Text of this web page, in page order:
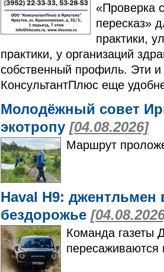
«Проверка
пересказ»
практики,
практики, у организаций
собственный профиль. Эти
КонсультантПлюс еще
Молодёжный совет
экотропу [04.08.2026]
Маршрут
Haval H9:
бездорожье
Команда газеты
пересаживаются